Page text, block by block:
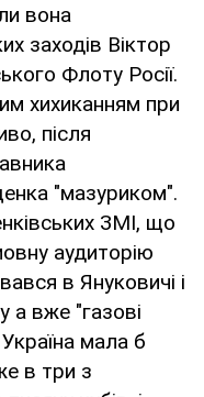
вона
заходів Віктор
Флоту Росії.
хихиканням при
після
"мазуриком".
ЗМІ, що
аудиторію
в Януковичі і
а вже "газові
мала б
в три з